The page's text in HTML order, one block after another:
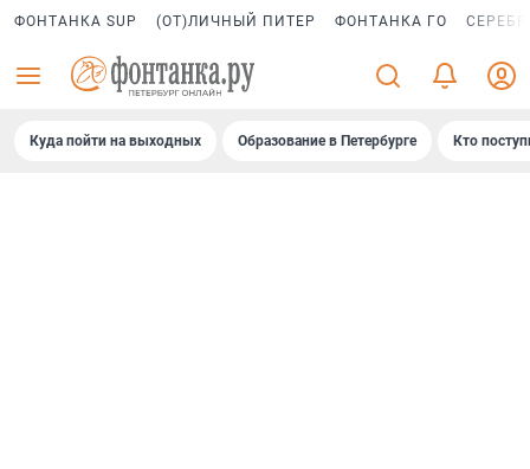
ФОНТАНКА SUP (ОТ)ЛИЧНЫЙ ПИТЕР ФОНТАНКА ГО
Куда пойти на выходных Образование в Петербурге Кто